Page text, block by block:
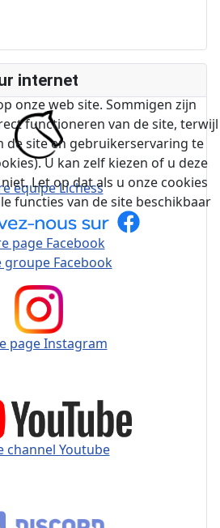
internet
équipe Lichess
page Facebook
Facebook
page Instagram
channel Youtube
onze web site. Sommigen zijn
functioneren van de site, terwijl
de site en gebruikerservaring te
U kan zelf kiezen of u deze
Let op dat als u onze cookies
functies van de site beschikbaar